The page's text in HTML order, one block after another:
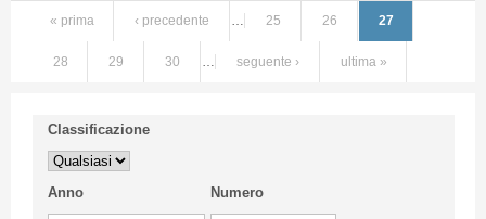
« prima ‹ precedente … 25 26 27
28 29 30 … seguente › ultima »
Classificazione
Anno Numero